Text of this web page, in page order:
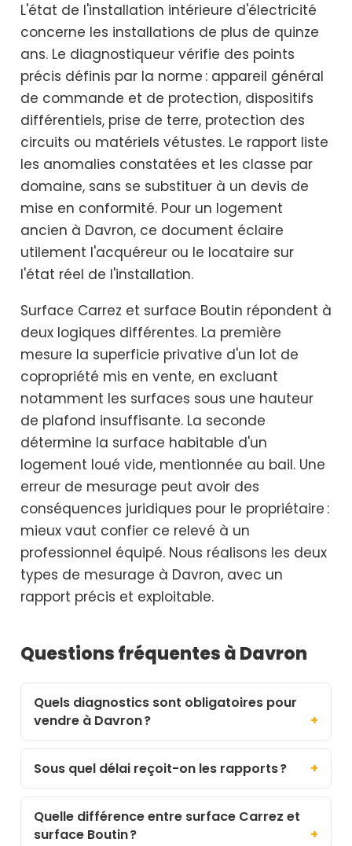
L'état de l'installation intérieure d'électricité
concerne les installations de plus de quinze
ans. Le diagnostiqueur vérifie des points
précis définis par la norme : appareil général
de commande et de protection, dispositifs
différentiels, prise de terre, protection des
circuits ou matériels vétustes. Le rapport liste
les anomalies constatées et les classe par
domaine, sans se substituer à un devis de
mise en conformité. Pour un logement
ancien à Davron, ce document éclaire
utilement l'acquéreur ou le locataire sur
l'état réel de l'installation.
Surface Carrez et surface Boutin répondent à
deux logiques différentes. La première
mesure la superficie privative d'un lot de
copropriété mis en vente, en excluant
notamment les surfaces sous une hauteur
de plafond insuffisante. La seconde
détermine la surface habitable d'un
logement loué vide, mentionnée au bail. Une
erreur de mesurage peut avoir des
conséquences juridiques pour le propriétaire :
mieux vaut confier ce relevé à un
professionnel équipé. Nous réalisons les deux
types de mesurage à Davron, avec un
rapport précis et exploitable.
Questions fréquentes à Davron
Quels diagnostics sont obligatoires pour
vendre à Davron ?
Sous quel délai reçoit-on les rapports ?
Quelle différence entre surface Carrez et
surface Boutin ?